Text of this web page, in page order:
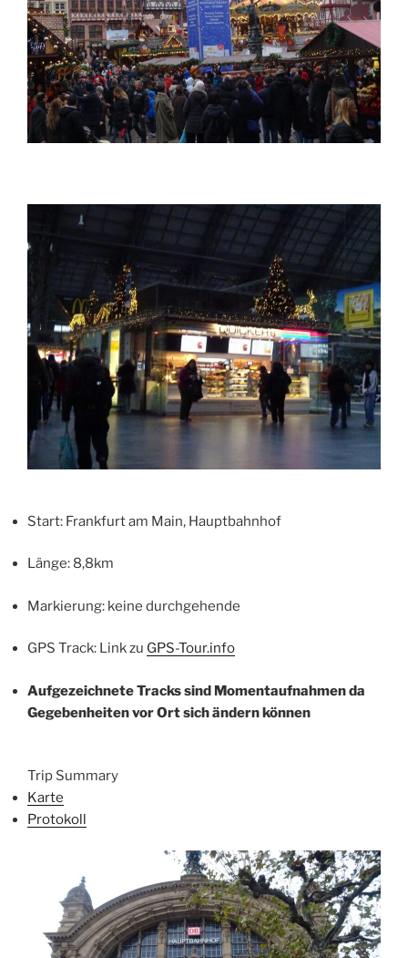
Start: Frankfurt am Main, Hauptbahnhof
Länge: 8,8km
Markierung: keine durchgehende
GPS Track: Link zu GPS-Tour.info
Aufgezeichnete Tracks sind Momentaufnahmen da
Gegebenheiten vor Ort sich ändern können
Trip Summary
Karte
Protokoll